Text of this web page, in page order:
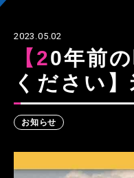
2023.05.02
【20年前の映像をお楽しみ
ください
お知らせ